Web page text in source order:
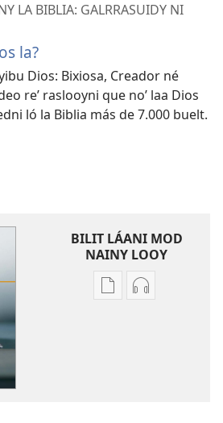
LA BIBLIA: GALRRASUIDY NI
la?
Dios: Bixiosa, Creador né
reʼ raslooyni que noʼ laa Dios
ló la Biblia más de 7.000 buelt.
BILIT LÁANI MOD
NAINY LOOY
Bilit Bilit